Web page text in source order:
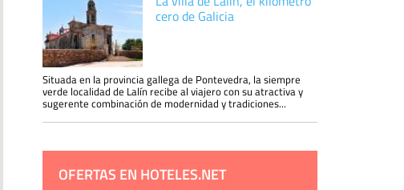
cero de Galicia
Situada en la provincia gallega de Pontevedra, la siempre
verde localidad de Lalín recibe al viajero con su atractiva y
sugerente combinación de modernidad y tradiciones...
OFERTAS EN HOTELES.NET